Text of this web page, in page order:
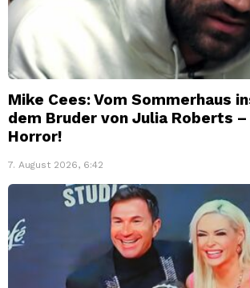
Mike Cees: Vom Sommerhaus
dem Bruder von Julia Roberts
Horror!
7. August 2026, 6:42